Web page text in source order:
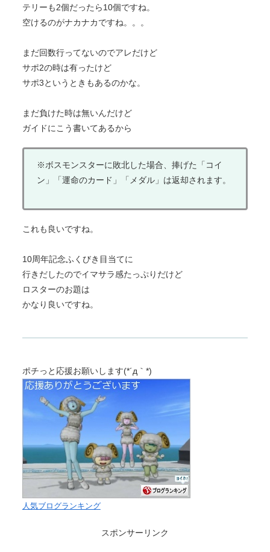
テリーも2個だったら10個ですね。
空けるのがナカナカですね。。。
まだ回数行ってないのでアレだけど
サポ2の時は有ったけど
サポ3というときもあるのかな。
まだ負けた時は無いんだけど
ガイドにこう書いてあるから
※ボスモンスターに敗北した場合、捧げた「コイ
ン」「運命のカード」「メダル」は返却されます。
これも良いですね。
10周年記念ふくびき目当てに
行きだしたのでイマサラ感たっぷりだけど
ロスターのお題は
かなり良いですね。
ポチっと応援お願いします(*´д｀*)
人気ブログランキング
スポンサーリンク